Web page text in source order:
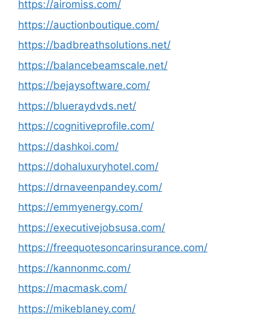
https://airomiss.com/
https://auctionboutique.com/
https://badbreathsolutions.net/
https://balancebeamscale.net/
https://bejaysoftware.com/
https://blueraydvds.net/
https://cognitiveprofile.com/
https://dashkoi.com/
https://dohaluxuryhotel.com/
https://drnaveenpandey.com/
https://emmyenergy.com/
https://executivejobsusa.com/
https://freequotesoncarinsurance.com/
https://kannonmc.com/
https://macmask.com/
https://mikeblaney.com/